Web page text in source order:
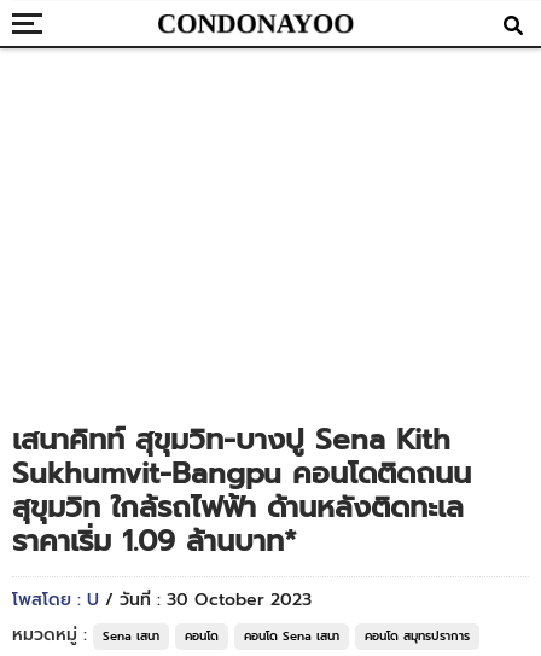
เสนาคิทท์ สุขุมวิท-บางปู Sena Kith
Sukhumvit-Bangpu คอนโดติดถนน
สุขุมวิท ใกล้รถไฟฟ้า ด้านหลังติดทะเล
ราคาเริ่ม 1.09 ล้านบาท*
โพสโดย : U / วันที่ : 30 October 2023
หมวดหมู่ :
Sena เสนา คอนโด คอนโด Sena เสนา
คอนโด สมุทรปราการ